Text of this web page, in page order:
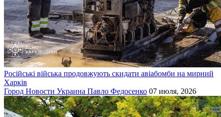
Російські війська продовжують скидати авіабомби на мирний
Харків
Город Новости Украина Павло Федосенко 07 июля, 2026